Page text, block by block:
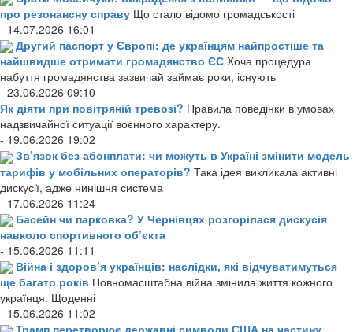
про резонансну справу Що стало відомо громадськості
- 14.07.2026 16:01
Другий паспорт у Європі: де українцям найпростіше та
найшвидше отримати громадянство ЄС Хоча процедура
набуття громадянства зазвичай займає роки, існують
- 23.06.2026 09:10
Як діяти при повітряній тревозі? Правила поведінки в умовах
надзвичайної ситуації воєнного характеру.
- 19.06.2026 19:02
Зв’язок без абонплати: чи можуть в Україні змінити модель
тарифів у мобільних операторів? Така ідея викликала активні
дискусії, адже нинішня система
- 17.06.2026 11:24
Басейн чи парковка? У Чернівцях розгорілася дискусія
навколо спортивного об’єкта
- 15.06.2026 11:11
Війна і здоров’я українців: наслідки, які відчуватимуться
ще багато років Повномасштабна війна змінила життя кожного
українця. Щоденні
- 15.06.2026 11:02